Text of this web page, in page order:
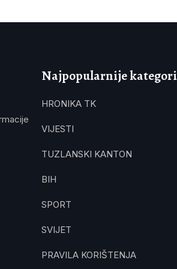
Najpopularnije
HRONIKA TK
VIJESTI
TUZLANSKI KANTON
BIH
SPORT
SVIJET
PRAVILA KORIŠTENJA